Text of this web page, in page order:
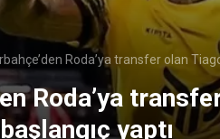
Roda’ya transfer olan
Roda’ya
yaptı